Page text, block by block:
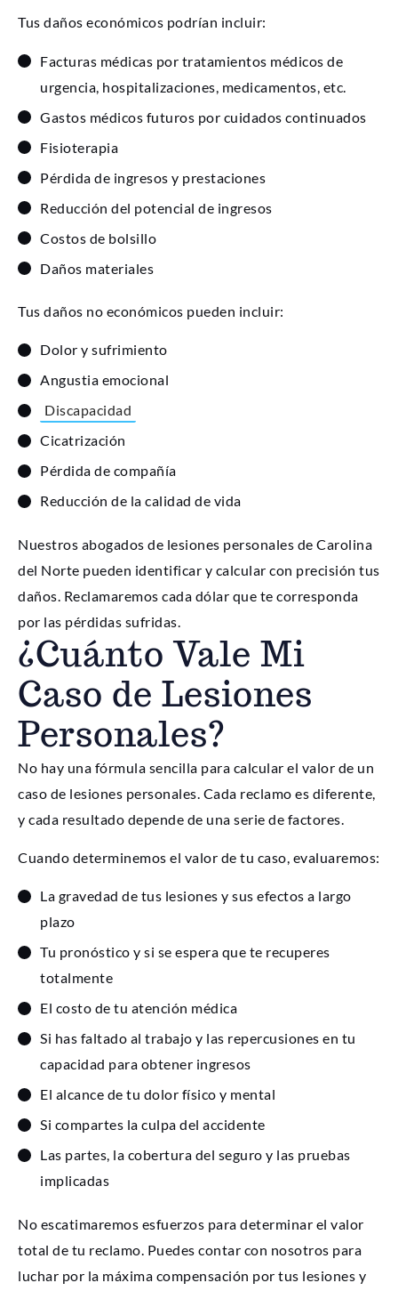
Tus daños económicos podrían incluir:
Facturas médicas por tratamientos médicos de
urgencia, hospitalizaciones, medicamentos, etc.
Gastos médicos futuros por cuidados continuados
Fisioterapia
Pérdida de ingresos y prestaciones
Reducción del potencial de ingresos
Costos de bolsillo
Daños materiales
Tus daños no económicos pueden incluir:
Dolor y sufrimiento
Angustia emocional
Discapacidad
Cicatrización
Pérdida de compañía
Reducción de la calidad de vida
Nuestros abogados de lesiones personales de Carolina
del Norte pueden identificar y calcular con precisión tus
daños. Reclamaremos cada dólar que te corresponda
por las pérdidas sufridas.
¿Cuánto Vale Mi
Caso de Lesiones
Personales?
No hay una fórmula sencilla para calcular el valor de un
caso de lesiones personales. Cada reclamo es diferente,
y cada resultado depende de una serie de factores.
Cuando determinemos el valor de tu caso, evaluaremos:
La gravedad de tus lesiones y sus efectos a largo
plazo
Tu pronóstico y si se espera que te recuperes
totalmente
El costo de tu atención médica
Si has faltado al trabajo y las repercusiones en tu
capacidad para obtener ingresos
El alcance de tu dolor físico y mental
Si compartes la culpa del accidente
Las partes, la cobertura del seguro y las pruebas
implicadas
No escatimaremos esfuerzos para determinar el valor
total de tu reclamo. Puedes contar con nosotros para
luchar por la máxima compensación por tus lesiones y